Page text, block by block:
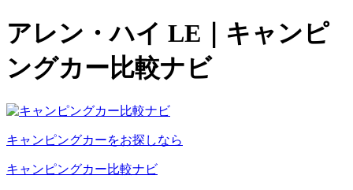
アレン・ハイ LE｜キャンピ
ングカー比較ナビ
キャンピングカーをお探しなら
キャンピングカー比較ナビ